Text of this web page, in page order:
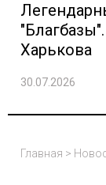
Харькова
30.07.2026
Главная >